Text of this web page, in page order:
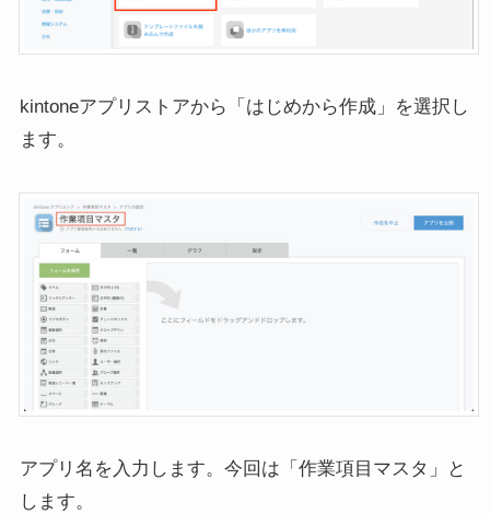
kintoneアプリストアから「はじめから作成」を選択し
ます。
アプリ名を入力します。今回は「作業項目マスタ」と
します。